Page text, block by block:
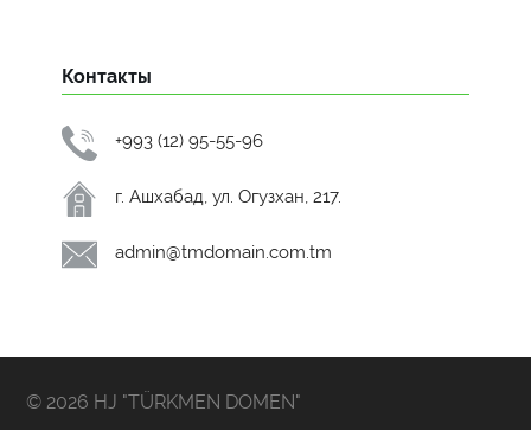
Контакты
+993 (12) 95-55-96
г. Ашхабад, ул. Огузхан, 217.
admin@tmdomain.com.tm
© 2026 HJ "TÜRKMEN DOMEN"